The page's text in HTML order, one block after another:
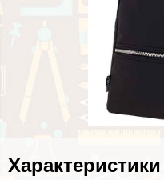
Хаpaктеристики